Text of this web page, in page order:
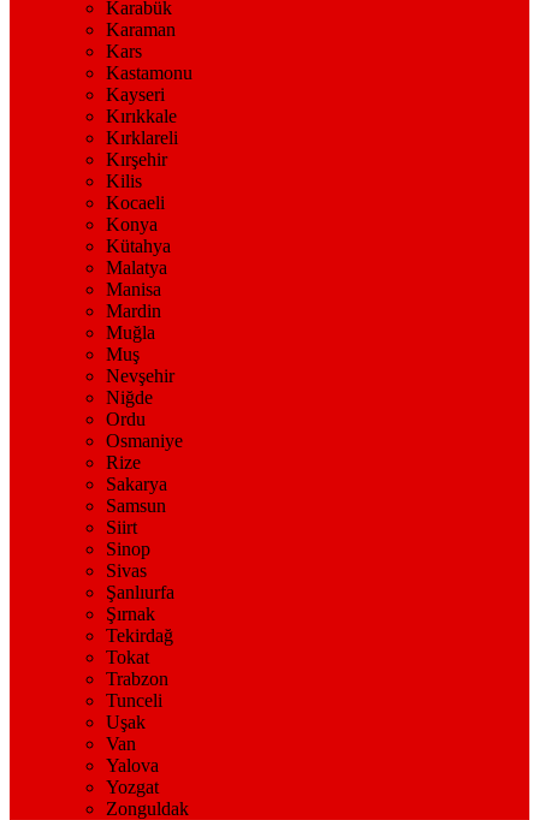
Karabük
Karaman
Kars
Kastamonu
Kayseri
Kırıkkale
Kırklareli
Kırşehir
Kilis
Kocaeli
Konya
Kütahya
Malatya
Manisa
Mardin
Muğla
Muş
Nevşehir
Niğde
Ordu
Osmaniye
Rize
Sakarya
Samsun
Siirt
Sinop
Sivas
Şanlıurfa
Şırnak
Tekirdağ
Tokat
Trabzon
Tunceli
Uşak
Van
Yalova
Yozgat
Zonguldak